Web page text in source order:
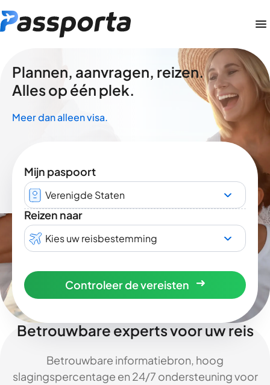
Plannen, aanvragen, reizen.
Alles op één plek.
Meer dan alleen visa.
Mijn paspoort
Verenigde Staten
Reizen naar
Kies uw reisbestemming
Controleer de vereisten
Betrouwbare experts voor uw reis
Betrouwbare informatiebron, hoog
slagingspercentage en 24/7 ondersteuning voor